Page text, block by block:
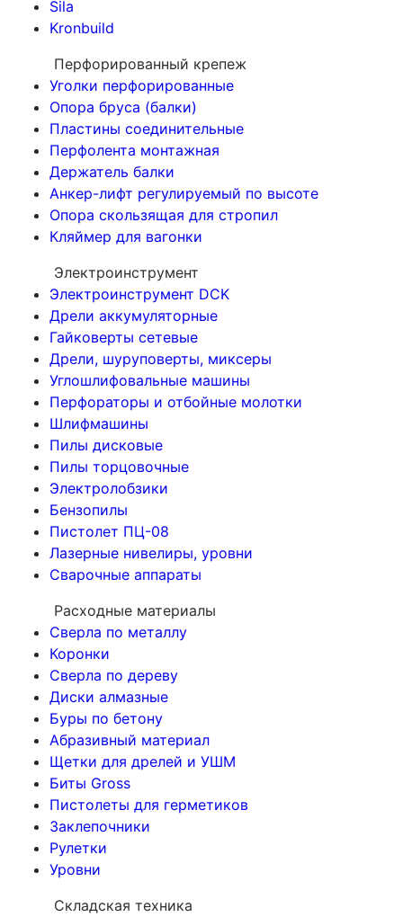
Sila
Kronbuild
Перфорированный крепеж
Уголки перфорированные
Опора бруса (балки)
Пластины соединительные
Перфолента монтажная
Держатель балки
Анкер-лифт регулируемый по высоте
Опора скользящая для стропил
Кляймер для вагонки
Электроинструмент
Электроинструмент DCK
Дрели аккумуляторные
Гайковерты сетевые
Дрели, шуруповерты, миксеры
Углошлифовальные машины
Перфораторы и отбойные молотки
Шлифмашины
Пилы дисковые
Пилы торцовочные
Электролобзики
Бензопилы
Пистолет ПЦ-08
Лазерные нивелиры, уровни
Сварочные аппараты
Расходные материалы
Сверла по металлу
Коронки
Сверла по дереву
Диски алмазные
Буры по бетону
Абразивный материал
Щетки для дрелей и УШМ
Биты Gross
Пистолеты для герметиков
Заклепочники
Рулетки
Уровни
Складская техника